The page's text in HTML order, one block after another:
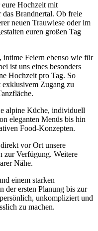
Hochzeit mit
das Brandnertal. Ob freie
neuen Trauwiese oder im
euren großen Tag
Feiern ebenso wie für
ist uns eines besonders
Hochzeit pro Tag. So
Zugang zu
alpine Küche, individuell
eleganten Menüs bis hin
Food-Konzepten.
vor Ort unsere
zur Verfügung. Weitere
Nähe.
einem starken
der ersten Planung bis zur
unkompliziert und
zu machen.